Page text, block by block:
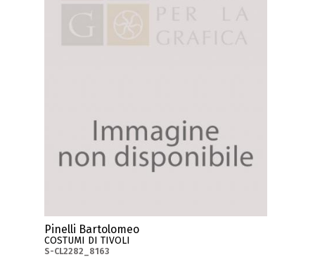
Pinelli Bartolomeo
COSTUMI DI TIVOLI
S-CL2282_8163